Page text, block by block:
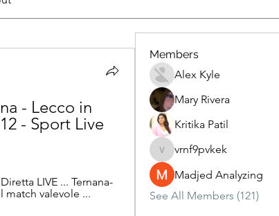
- Lecco in
- Sport Live
LIVE ... Ternana-
valevole ...
Members
Alex Kyle
Mary Rivera
Kritika Patil
vrnf9pvkek
vrnf9pvkek
Madjed Analyzing
See All Members (121)